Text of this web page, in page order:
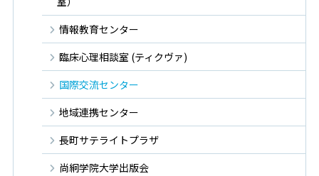
情報教育センター
臨床心理相談室 (ティクヴァ)
国際交流センター
地域連携センター
長町サテライトプラザ
尚絅学院大学出版会